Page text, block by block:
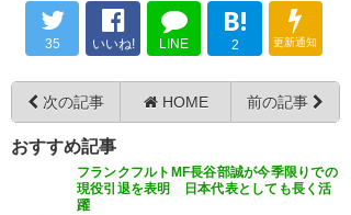
ですよ。 長谷部さん、またCL出
れるよ！！！ おめでとうござい
ます！！！ 俺泣いてる！！
— 吉之伴@🇩🇪サッカー指導者
(kichinosuken)2022, 5月 19
行けなかったフランクフルトサ
ポーター5万人がホームスタジア
ムでこの様子🎉
https://t.co/x6To99fk4r
— Ken Lambert // ランバート
謙 (_kenlambert_)2022, 5月 19
35 いいね! LINE
B!
2 更新通知
次の記事 HOME 前の記事
おすすめ記事
フランクフルトMF長谷部誠が今季限りでの
現役引退を表明 日本代表としても長く活
躍